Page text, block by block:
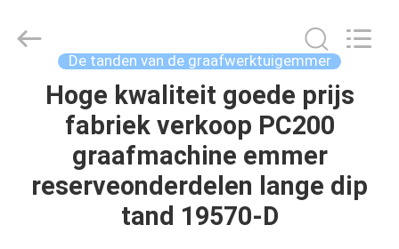
HUIS
PRODUCTEN
ONGEVEER
Machinery
Spare
De tanden van de graafwerktuigemmer
Hoge kwaliteit goede prijs
fabriek verkoop PC200
graafmachine emmer
reserveonderdelen lange dip
tand 19570-D